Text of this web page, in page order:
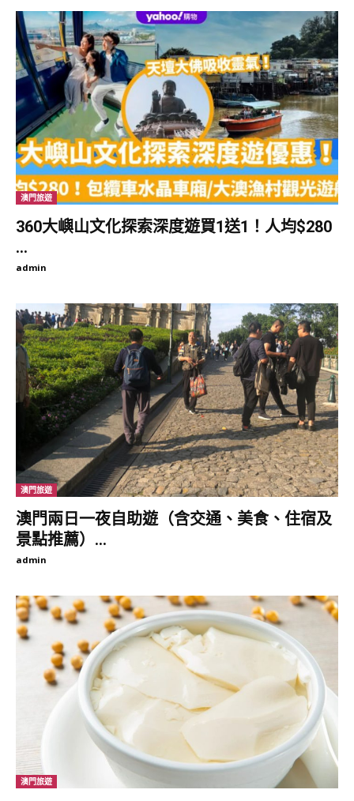
健行步道。酒店佔地達30英畝，雄壯的建築佔據了天際線，與古代
不丹的宗堡遙相呼應。
PEMAKO PUNAKHA
酒店共設有66間套房和客房，均按優雅、溫馨、舒適的風格搭建，
房間內部的牆壁和天花板以傳統藝術裝飾，透過手繪壁畫展現藝術
之美，將不丹流傳深遠的傳統與現代美學巧妙相連。
客房的設計旨在讓旅客留下難忘的住宿經驗，從房間向外望去，大
片鬱鬱蔥蔥的原生綠色植物佈滿整座山峰，景緻十分宜人。更值得
的機會進入深層放鬆與冥想。
PEMAKO PUNAKHA
Pemako Punakha的水療中心「索瓦日巴（Sowa Rigpa）」凝聚
不丹古老的養生智慧，提供基於恢復身心平衡與和諧原則的治療。
而酒店的餐飲體驗包括四家頂級餐廳「The Thongsel」、「Chig
Ja Gye」、「Rimps」、「Ara」，可以品嘗到國際知名的不丹本
土美食；亦有多個私人野餐場所，其中「主廚餐桌（Chef’s
Table）」融合了喜馬拉雅山的時令風味與當地農民的精選佳餚，
是不容錯過的美食選擇。
Pemako Punakha酒店資訊
PEMAKO PUNAKHA
地址：Samten Lam, Chubachu, Thimphu, Bhutan
FB IG
不丹新開幕酒店#3：&Beyond
Punakha River Lodge
澳門旅遊
360大嶼山文化探索深度遊買1送1！人均$280
...
admin
澳門旅遊
澳門兩日一夜自助遊（含交通、美食、住宿及
景點推薦）...
admin
澳門旅遊